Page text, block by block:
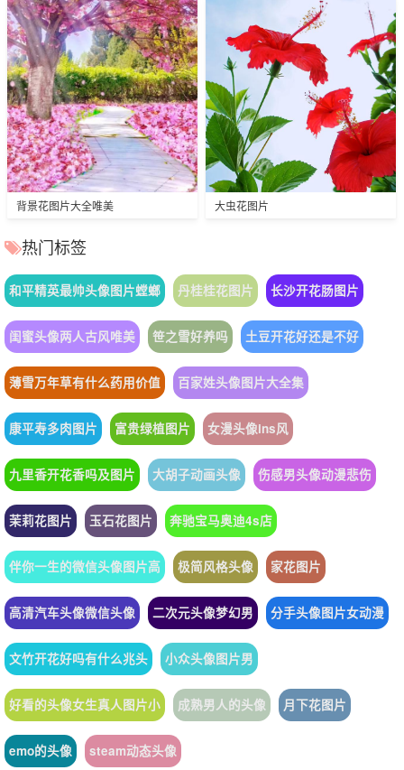
背景花图片大全唯美 大虫花图片
热门标签
和平精英最帅头像图片螳螂 丹桂桂花图片 长沙开花肠图片
闺蜜头像两人古风唯美 笹之雪好养吗 土豆开花好还是不好
薄雪万年草有什么药用价值 百家姓头像图片大全集
康平寿多肉图片 富贵绿植图片 女漫头像ins风
九里香开花香吗及图片 大胡子动画头像 伤感男头像动漫悲伤
茉莉花图片 玉石花图片 奔驰宝马奥迪4s店
伴你一生的微信头像图片高 极简风格头像 家花图片
高清汽车头像微信头像 二次元头像梦幻男 分手头像图片女动漫
文竹开花好吗有什么兆头 小众头像图片男
好看的头像女生真人图片小 成熟男人的头像 月下花图片
emo的头像 steam动态头像